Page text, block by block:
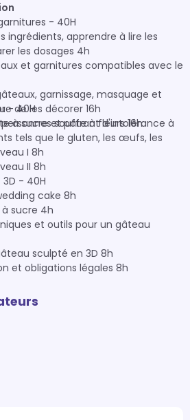
- 40H
ingrédients, apprendre à lire les
les dosages 4h
et garnitures compatibles avec le
garnissage, masquage et
de les décorer 16h
souffrant d'intolérance à
tels que le gluten, les œufs, les
- 40H
à sucre et pâte à fleurs 16h
I 8h
II 8h
- 40H
cake 8h
sucre 4h
et outils pour un gâteau
sculpté en 3D 8h
et obligations légales 8h